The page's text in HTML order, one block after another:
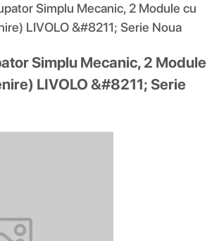
Simplu Mecanic, 2 Module cu
LIVOLO &#8211; Serie Noua
Simplu Mecanic, 2 Module
LIVOLO &#8211; Serie